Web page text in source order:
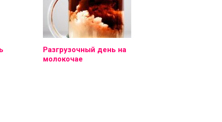
Разгрузочный день на
молокочае